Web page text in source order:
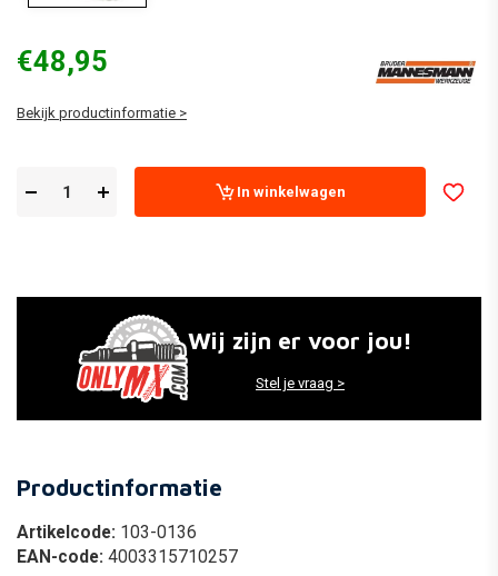
€48,95
Bekijk productinformatie >
In winkelwagen
Wij zijn er voor jou!
Stel je vraag >
Productinformatie
Artikelcode: 103-0136
EAN-code: 4003315710257